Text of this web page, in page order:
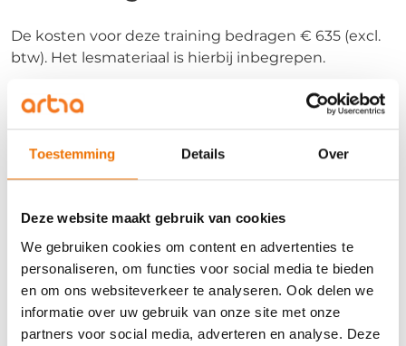
Toestemming Details Over
Deze website maakt gebruik van cookies
We gebruiken cookies om content en advertenties te
personaliseren, om functies voor social media te bieden
en om ons websiteverkeer te analyseren. Ook delen we
informatie over uw gebruik van onze site met onze
partners voor social media, adverteren en analyse. Deze
De kosten voor deze training bedragen € 635 (excl.
btw). Het lesmateriaal is hierbij inbegrepen.
Na afronding van deze training ontvang je een
intake en aanbiedend bellen o.a. aan bod komen
zijn:
Telefonisch maken van opvolging- en proces-